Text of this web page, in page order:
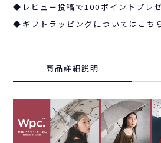
◆レビュー投稿で100ポイントプレ
◆ギフトラッピングについてはこち
商品詳細説明